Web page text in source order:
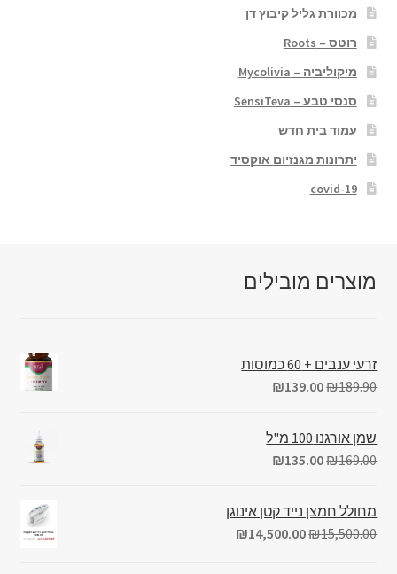
מכוורת גליל קיבוץ דן
רוטס – Roots
מיקוליביה – Mycolivia
סנסי טבע – SensiTeva
עמוד בית חדש
יתרונות מגנזיום אוקסיד
covid-19
מוצרים מובילים
זרעי ענבים + 60 כמוסות
₪189.90
₪139.00
שמן אורגנו 100 מ"ל
₪169.00
₪135.00
מחולל חמצן נייד קטן אינוגן
₪15,500.00
₪14,500.00